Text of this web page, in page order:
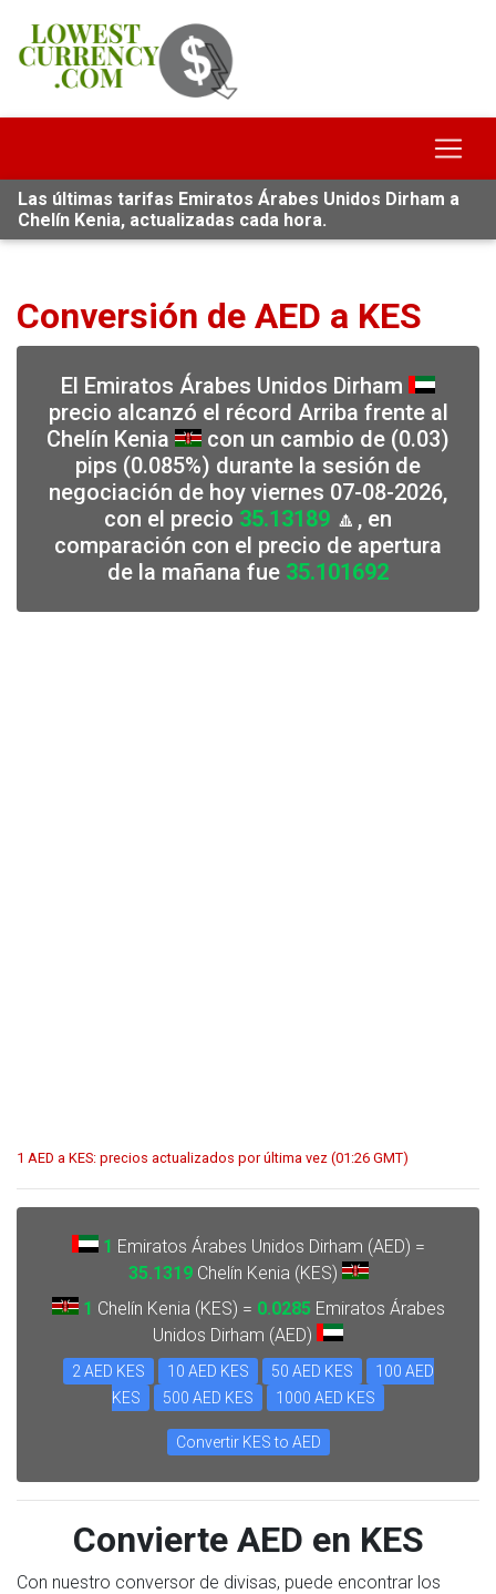
Las últimas tarifas Emiratos Árabes Unidos Dirham a
Chelín Kenia, actualizadas cada hora.
Conversión de AED a KES
El Emiratos Árabes Unidos Dirham
precio alcanzó el récord Arriba frente al
Chelín Kenia
con un cambio de (0.03)
pips (0.085%) durante la sesión de
negociación de hoy viernes 07-08-2026,
con el precio 35.13189 🔼, en
comparación con el precio de apertura
de la mañana fue 35.101692
1 AED a KES: precios actualizados por última vez (01:26 GMT)
1 Emiratos Árabes Unidos Dirham (AED) =
35.1319Chelín Kenia (KES)
1 Chelín Kenia (KES) = 0.0285 Emiratos Árabes
Unidos Dirham (AED)
2 AED KES 10 AED KES 50 AED KES
100 AED
KES
500 AED KES 1000 AED KES
Convertir KES to AED
Convierte AED en KES
Con nuestro conversor de divisas, puede encontrar los